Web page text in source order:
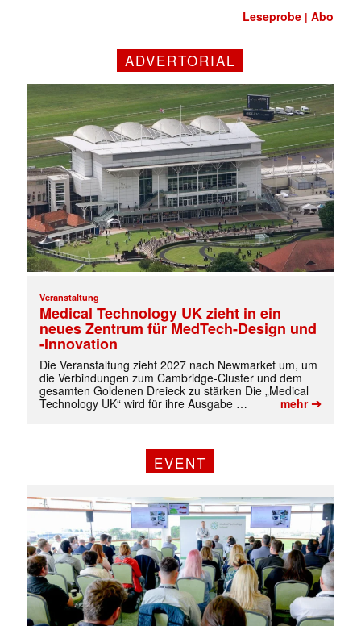
✕
Leseprobe |Abo
ADVERTORIAL
Veranstaltung
Medical Technology UK zieht in ein
neues Zentrum für MedTech-Design und
-Innovation
Die Veranstaltung zieht 2027 nach Newmarket um, um
die Verbindungen zum Cambridge-Cluster und dem
gesamten Goldenen Dreieck zu stärken Die „Medical
Technology UK“ wird für ihre Ausgabe …
mehr➔
EVENT